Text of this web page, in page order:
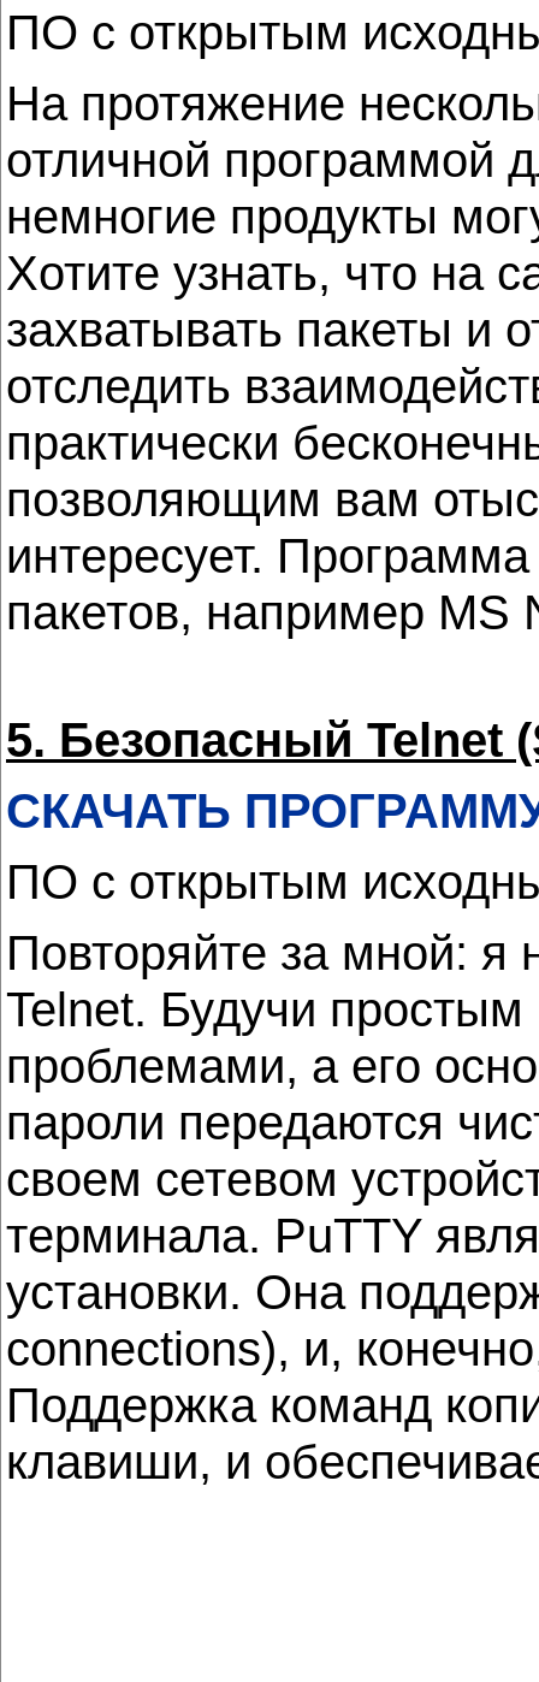
ПО с открытым
На протяжение
отличной программой
немногие продукты
Хотите узнать, что на
захватывать пакеты и
отследить
практически
позволяющим вам
интересует.
пакетов, например MS
5. Безопасный Telnet
СКАЧАТЬ
ПО с открытым
Повторяйте за мной: я
Telnet. Будучи
проблемами, а его
пароли передаются
своем сетевом
терминала. PuTTY
установки. Она
connections), и,
Поддержка команд
клавиши, и